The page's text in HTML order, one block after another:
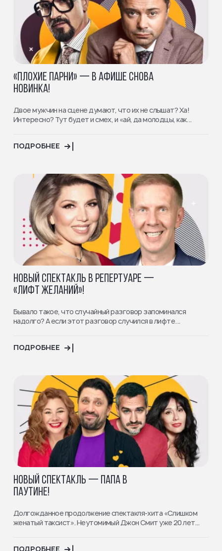
«ПЛОХИЕ ПАРНИ» — В АФИШЕ СНОВА
НОВИНКА!
Двое мужчин на сцене думают, что их не слышат? Ха!
Интересно? Тут будет и смех, и «ай, да молодцы, как...
ПОДРОБНЕЕ
НОВЫЙ СПЕКТАКЛЬ В РЕПЕРТУАРЕ —
«ЛИФТ ЖЕЛАНИЙ»!
Бывало такое, что случайный разговор запоминался
надолго? А если этот разговор случился в лифте...
ПОДРОБНЕЕ
НОВЫЙ СПЕКТАКЛЬ — ПАПА В
ПАУТИНЕ!
Долгожданное продолжение спектакля-хита «Слишком
женатый таксист». Неутомимый Джон Смит уже 20 лет...
ПОДРОБНЕЕ